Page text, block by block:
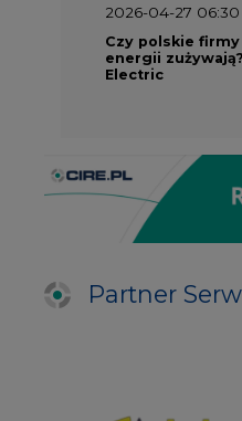
2026-04-27 06:30
Czy polskie
energii
Electric
Partner